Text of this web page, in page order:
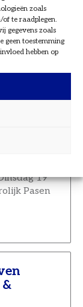
zoals
te raadplegen.
gegevens zoals
geen toestemming
hebben op
[…]
kunnen
tweede
19
Pasen